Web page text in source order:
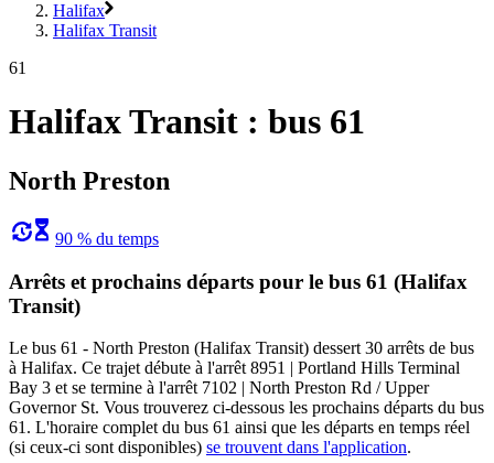
Halifax
Halifax Transit
61
Halifax Transit : bus 61
North Preston
90 % du temps
Arrêts et prochains départs pour le bus 61 (Halifax
Transit)
Le bus 61 - North Preston (Halifax Transit) dessert 30 arrêts de bus
à Halifax. Ce trajet débute à l'arrêt 8951 | Portland Hills Terminal
Bay 3 et se termine à l'arrêt 7102 | North Preston Rd / Upper
Governor St. Vous trouverez ci-dessous les prochains départs du bus
61. L'horaire complet du bus 61 ainsi que les départs en temps réel
(si ceux-ci sont disponibles) se trouvent dans l'application.